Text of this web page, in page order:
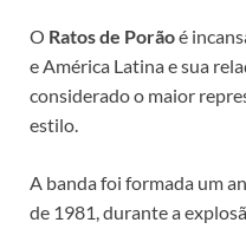
O Ratos de Porãoé
e América Latina e sua
considerado o maior
estilo.
A banda foi formada um
de 1981, durante a